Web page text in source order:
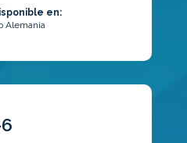
en:
Alemania